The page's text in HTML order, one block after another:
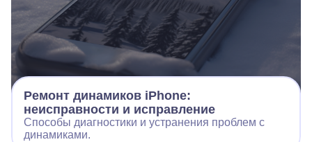
Ремонт динамиков iPhone:
неисправности и исправление
Способы диагностики и устранения проблем с
динамиками.